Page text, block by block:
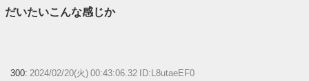
だいたいこんな感じか
300: 2024/02/20(火) 00:43:06.32 ID:L8utaeEF0